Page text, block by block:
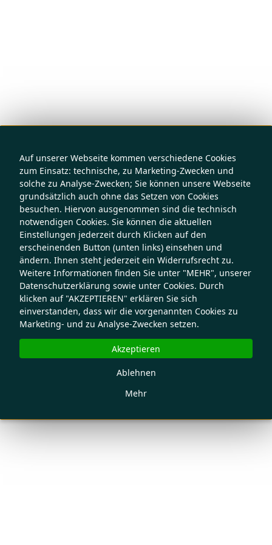
Auf unserer Webseite kommen verschiedene Cookies
zum Einsatz: technische, zu Marketing-Zwecken und
solche zu Analyse-Zwecken; Sie können unsere Webseite
grundsätzlich auch ohne das Setzen von Cookies
besuchen. Hiervon ausgenommen sind die technisch
notwendigen Cookies. Sie können die aktuellen
Einstellungen jederzeit durch Klicken auf den
erscheinenden Button (unten links) einsehen und
ändern. Ihnen steht jederzeit ein Widerrufsrecht zu.
Weitere Informationen finden Sie unter "MEHR", unserer
Datenschutzerklärung sowie unter Cookies. Durch
klicken auf "AKZEPTIEREN" erklären Sie sich
einverstanden, dass wir die vorgenannten Cookies zu
Marketing- und zu Analyse-Zwecken setzen.
Mehr
Ablehnen
Akzeptieren